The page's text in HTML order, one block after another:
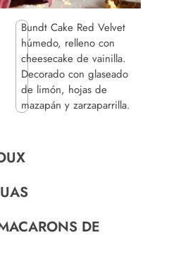
Bundt Cake Red Velvet
húmedo, relleno con
cheesecake de vainilla.
Decorado con glaseado
de limón, hojas de
mazapán y zarzaparrilla.
DE